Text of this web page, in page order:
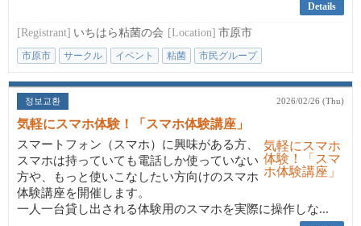
Details
[Registrant] いちはら粘菌の会 [Location] 市原市
市原市 サークル イベント 粘菌 市民グループ
정보교환 2026/02/26 (Thu)
気軽にスマホ体験！「スマホ体験講座」
スマートフォン（スマホ）に興味がある方、
スマホは持っていても電話しか使っていない
方や、もっと使いこなしたい方向けのスマホ
体験講座を開催します。
一人一台貸し出される体験用のスマホを実際に操作しな...